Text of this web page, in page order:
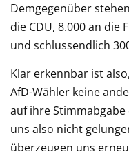
Demgegenüber
die CDU, 8.000 an die
und schlussendlich
Klar erkennbar ist
AfD-Wähler keine
auf ihre Stimmabgabe
uns also nicht
überzeugen uns